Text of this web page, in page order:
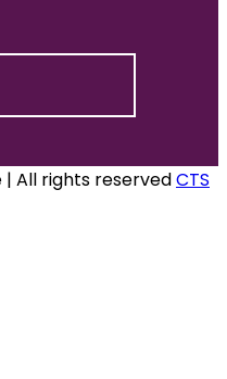
All rights reservedCTS